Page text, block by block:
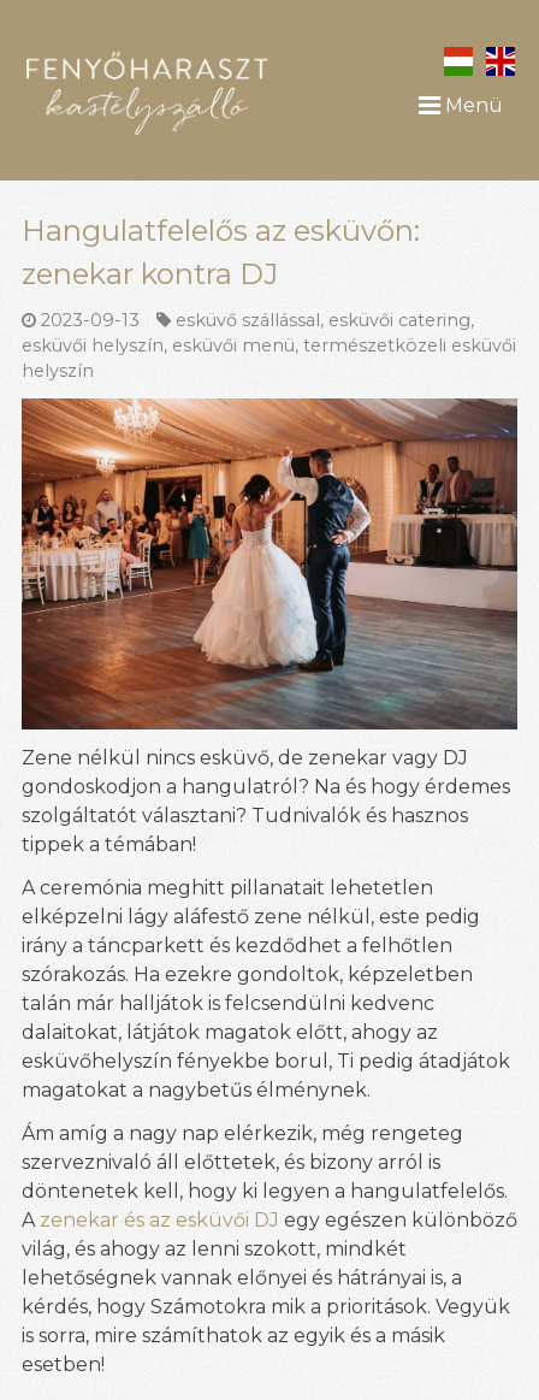
Menü
Hangulatfelelős az esküvőn:
zenekar kontra DJ
2023-09-13 esküvő szállással , esküvői catering,
esküvői helyszín, esküvői menü, természetközeli esküvői
helyszín
Zene nélkül nincs esküvő, de zenekar vagy DJ
gondoskodjon a hangulatról? Na és hogy érdemes
szolgáltatót választani? Tudnivalók és hasznos
tippek a témában!
A ceremónia meghitt pillanatait lehetetlen
elképzelni lágy aláfestő zene nélkül, este pedig
irány a táncparkett és kezdődhet a felhőtlen
szórakozás. Ha ezekre gondoltok, képzeletben
talán már halljátok is felcsendülni kedvenc
dalaitokat, látjátok magatok előtt, ahogy az
esküvőhelyszín fényekbe borul, Ti pedig átadjátok
magatokat a nagybetűs élménynek.
Ám amíg a nagy nap elérkezik, még rengeteg
szerveznivaló áll előttetek, és bizony arról is
döntenetek kell, hogy ki legyen a hangulatfelelős.
A zenekar és az esküvői DJ egy egészen különböző
világ, és ahogy az lenni szokott, mindkét
lehetőségnek vannak előnyei és hátrányai is, a
kérdés, hogy Számotokra mik a prioritások. Vegyük
is sorra, mire számíthatok az egyik és a másik
esetben!